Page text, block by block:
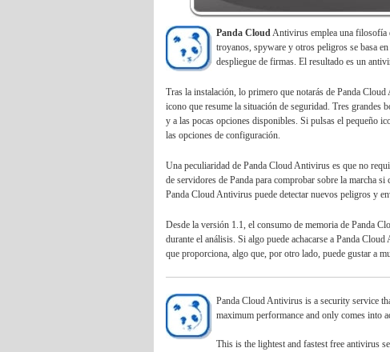
Panda CloudAntivirus emplea una filosofía
troyanos, spyware y otros peligros se basa
despliegue de firmas. El resultado es un
Tras la instalación, lo primero que notarás de Panda
icono que resume la situación de seguridad. Tres grandes
y a las pocas opciones disponibles. Si pulsas el pequeño
las opciones de configuración.
Una peculiaridad de Panda Cloud Antivirus es que no
de servidores de Panda para comprobar sobre la marcha
Panda Cloud Antivirus puede detectar nuevos peligros y
Desde la versión 1.1, el consumo de memoria de Panda
durante el análisis. Si algo puede achacarse a Panda
que proporciona, algo que, por otro lado, puede gustar a
Panda Cloud Antivirus is a security service
maximum performance and only comes into
This is the lightest and fastest free antivirus